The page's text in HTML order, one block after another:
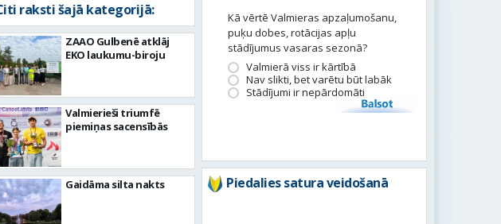
raksti šajā kategorijā:
ZAAO Gulbenē atklāj
EKO laukumu-biroju
Valmierieši triumfē
piemiņas sacensībās
Gaidāma silta nakts
Kā vērtē Valmieras apzaļumošanu,
puķu dobes, rotācijas apļu
stādījumus vasaras sezonā?
Valmierā viss ir kārtībā
Nav slikti, bet varētu būt labāk
Stādījumi ir nepārdomāti
Balsot
Piedalies satura veidošanā